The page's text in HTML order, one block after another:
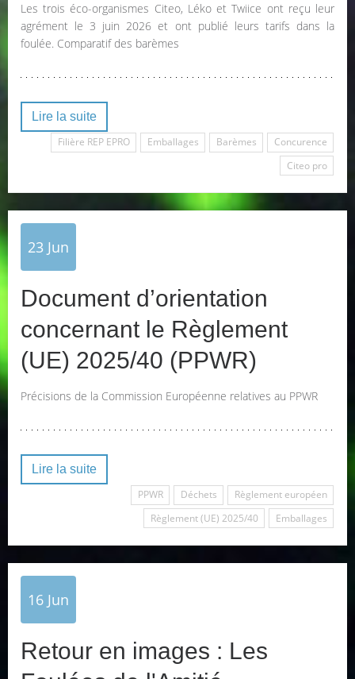
Les trois éco-organismes Citeo, Léko et Twiice ont reçu leur
agrément le 3 juin 2026 et ont publié leurs tarifs dans la
foulée. Comparatif des barèmes
Lire la suite
Filière REP EPRO
Emballages Barèmes
Concurence
Citeo pro
23 Jun
Document d’orientation
concernant le Règlement
(UE) 2025/40 (PPWR)
Précisions de la Commission Européenne relatives au PPWR
Lire la suite
PPWR
Déchets
Règlement européen
Règlement (UE) 2025/40
Emballages
16 Jun
Retour en images : Les